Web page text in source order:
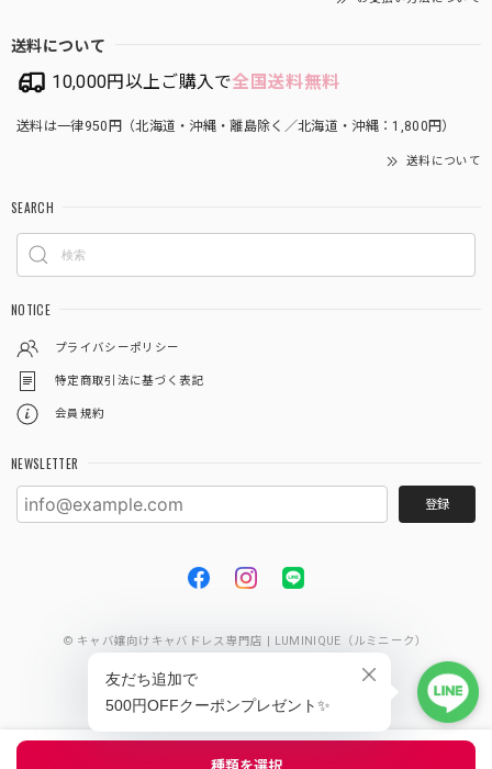
送料について
10,000円以上ご購入で全国送料無料
送料は一律950円（北海道・沖縄・離島除く／北海道・沖縄：1,800円）
送料について
SEARCH
NOTICE
プライバシーポリシー
特定商取引法に基づく表記
会員規約
NEWSLETTER
登録
© キャバ嬢向けキャバドレス専門店 | LUMINIQUE（ルミニーク）